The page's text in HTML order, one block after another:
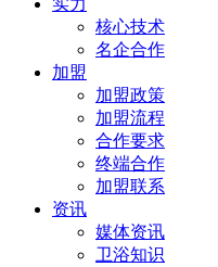
实力
核心技术
名企合作
加盟
加盟政策
加盟流程
合作要求
终端合作
加盟联系
资讯
媒体资讯
卫浴知识